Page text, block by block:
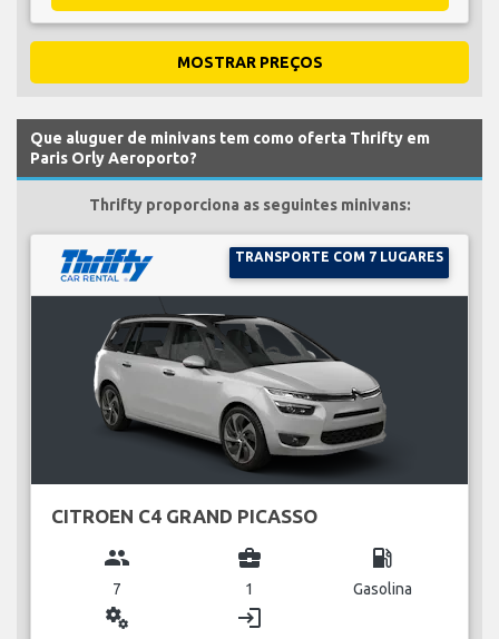
MOSTRAR PREÇOS
Que aluguer de minivans tem como oferta Thrifty em
Paris Orly Aeroporto?
Thrifty proporciona as seguintes minivans:
TRANSPORTE COM 7 LUGARES
CITROEN C4 GRAND PICASSO
group
7
business_center
1
local_gas_station
Gasolina
miscellaneous_services login